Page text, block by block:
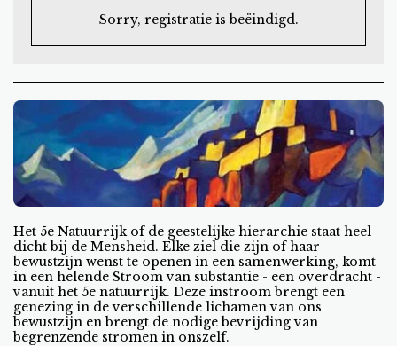
Sorry, registratie is beëindigd.
Het 5e Natuurrijk of de geestelijke hierarchie staat heel
dicht bij de Mensheid. Elke ziel die zijn of haar
bewustzijn wenst te openen in een samenwerking, komt
in een helende Stroom van substantie - een overdracht -
vanuit het 5e natuurrijk. Deze instroom brengt een
genezing in de verschillende lichamen van ons
bewustzijn en brengt de nodige bevrijding van
begrenzende stromen in onszelf.